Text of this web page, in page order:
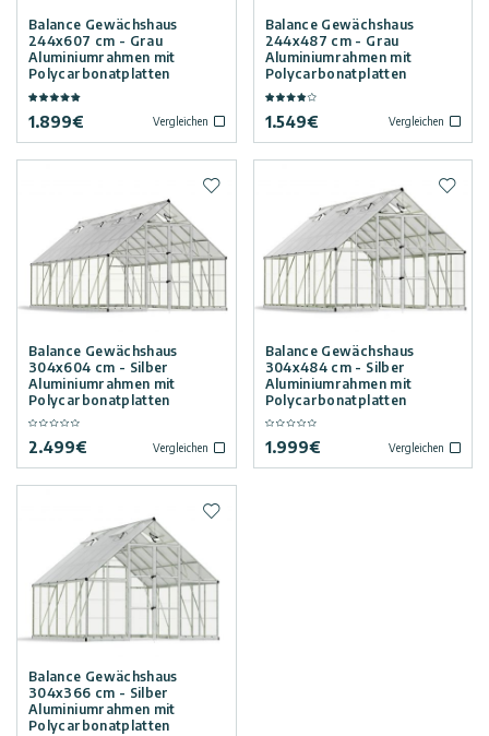
Balance Gewächshaus
244x607 cm - Grau
Aluminiumrahmen mit
Polycarbonatplatten
1.899€ Vergleichen
Balance Gewächshaus
244x487 cm - Grau
Aluminiumrahmen mit
Polycarbonatplatten
1.549€ Vergleichen
Balance Gewächshaus
304x604 cm - Silber
Aluminiumrahmen mit
Polycarbonatplatten
2.499€ Vergleichen
Zur Wunschliste hinzufügen
Balance Gewächshaus
304x484 cm - Silber
Aluminiumrahmen mit
Polycarbonatplatten
1.999€ Vergleichen
Zur
Balance Gewächshaus
304x366 cm - Silber
Aluminiumrahmen mit
Polycarbonatplatten
Zur Wunschliste hinzufügen